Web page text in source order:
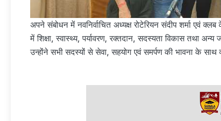
अपने संबोधन में नवनिर्वाचित अध्यक्ष रोटेरियन संदीप शर्मा एवं
में शिक्षा, स्वास्थ्य, पर्यावरण, रक्तदान, सदस्यता विकास तथा
उन्होंने सभी सदस्यों से सेवा, सहयोग एवं समर्पण की भावना के साथ